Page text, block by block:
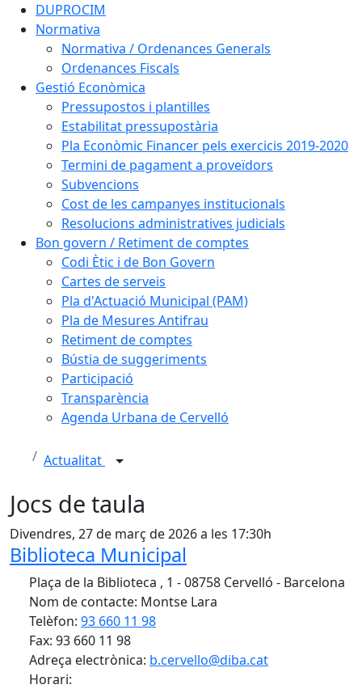
DUPROCIM
Normativa
Normativa / Ordenances Generals
Ordenances Fiscals
Gestió Econòmica
Pressupostos i plantilles
Estabilitat pressupostària
Pla Econòmic Financer pels exercicis 2019-2020
Termini de pagament a proveïdors
Subvencions
Cost de les campanyes institucionals
Resolucions administratives judicials
Bon govern / Retiment de comptes
Codi Ètic i de Bon Govern
Cartes de serveis
Pla d'Actuació Municipal (PAM)
Pla de Mesures Antifrau
Retiment de comptes
Bústia de suggeriments
Participació
Transparència
Agenda Urbana de Cervelló
Actualitat
Jocs de taula
Divendres, 27 de març de 2026 a les 17:30h
Biblioteca Municipal
Plaça de la Biblioteca , 1 - 08758 Cervelló - Barcelona
Nom de contacte: Montse Lara
Telèfon: 93 660 11 98
Fax: 93 660 11 98
Adreça electrònica: b.cervello@diba.cat
Horari: